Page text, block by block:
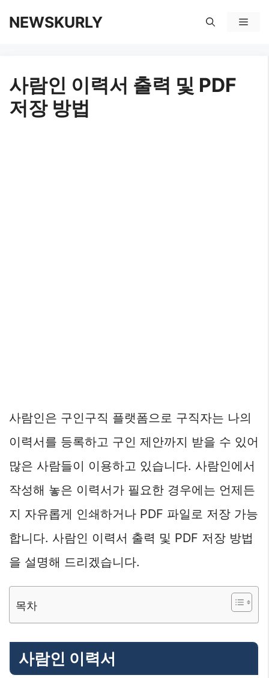
건
NEWSKURLY
메
사람인 이력서 출력 및 PDF
저장 방법
사람인은 구인구직 플랫폼으로 구직자는 나의
이력서를 등록하고 구인 제안까지 받을 수 있어
많은 사람들이 이용하고 있습니다. 사람인에서
작성해 놓은 이력서가 필요한 경우에는 언제든
지 자유롭게 인쇄하거나 PDF 파일로 저장 가능
합니다. 사람인 이력서 출력 및 PDF 저장 방법
을 설명해 드리겠습니다.
목차
사람인 이력서